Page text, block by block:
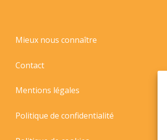
Mieux nous connaître
Contact
Mentions légales
Politique de confidentialité